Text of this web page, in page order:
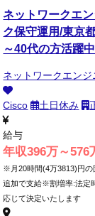
ネットワークエ
ク保守運用/東京
～40代の方活躍
ネットワークエン
Cisco 土日休み
給与
年収396万～576
※月20時間(4万3813)円の
追加で支給※割増率:法定
応じて決定いたします